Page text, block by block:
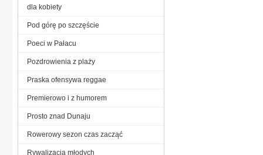
dla kobiety
Pod górę po szczęście
Poeci w Pałacu
Pozdrowienia z plaży
Praska ofensywa reggae
Premierowo i z humorem
Prosto znad Dunaju
Rowerowy sezon czas zacząć
Rywalizacja młodych